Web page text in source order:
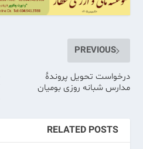
PREVIOUS
درخواست تحویل پروندهٔ
مدارس شبانه روزی بومیان
RELATED POSTS